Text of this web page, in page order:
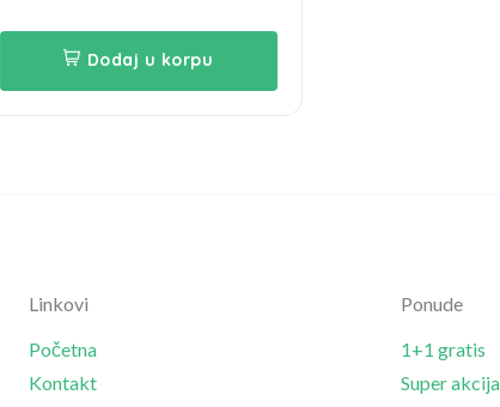
Dodaj u korpu
Linkovi
Početna
Kontakt
Ponude
1+1 gratis
Super akcija